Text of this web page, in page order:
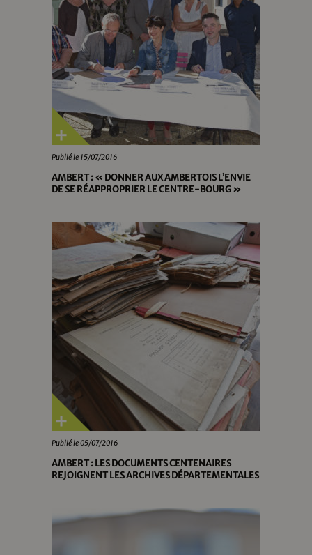
Publié le 15/07/2016
AMBERT : « DONNER AUX AMBERTOIS L’ENVIE
DE SE RÉAPPROPRIER LE CENTRE-BOURG »
Publié le 05/07/2016
AMBERT : LES DOCUMENTS CENTENAIRES
REJOIGNENT LES ARCHIVES DÉPARTEMENTALES